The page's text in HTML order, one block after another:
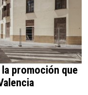
promoción que